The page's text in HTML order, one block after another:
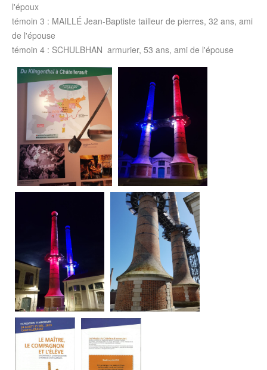
l'époux
témoin 3 : MAILLÉ Jean-Baptiste tailleur de pierres, 32 ans, ami
de l'épouse
témoin 4 : SCHULBHAN armurier, 53 ans, ami de l'épouse